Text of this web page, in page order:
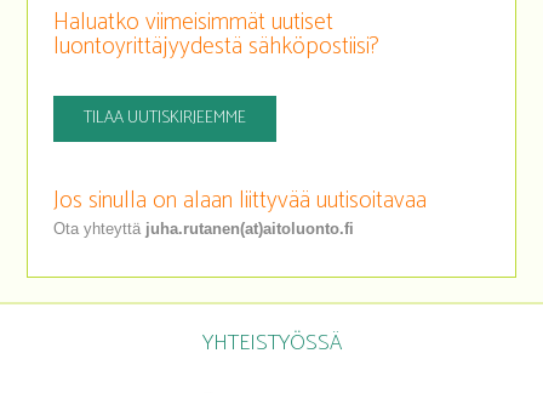
Haluatko viimeisimmät uutiset
luontoyrittäjyydestä sähköpostiisi?
TILAA UUTISKIRJEEMME
Jos sinulla on alaan liittyvää uutisoitavaa
Ota yhteyttä juha.rutanen(at)aitoluonto.fi
YHTEISTYÖSSÄ